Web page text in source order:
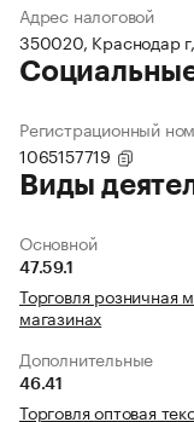
Адрес налоговой
350020, Краснодар
Регистрационный
1065157719
Виды
Основной
47.59.1
Торговля розничная
магазинах
Дополнительные
46.41
Торговля оптовая